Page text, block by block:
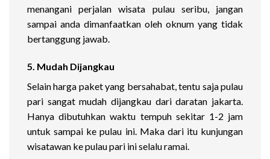
menangani perjalan wisata pulau seribu, jangan
sampai anda dimanfaatkan oleh oknum yang tidak
bertanggung jawab.
5. Mudah Dijangkau
Selain harga paket yang bersahabat, tentu saja pulau
pari sangat mudah dijangkau dari daratan jakarta.
Hanya dibutuhkan waktu tempuh sekitar 1-2 jam
untuk sampai ke pulau ini. Maka dari itu kunjungan
wisatawan ke pulau pari ini selalu ramai.